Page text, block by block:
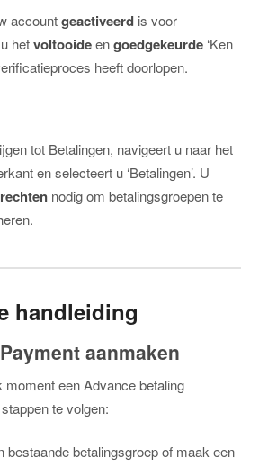
accountgeactiveerd is voor
hetvoltooideengoedgekeurde ‘Ken
heeft doorlopen.
tot Betalingen, navigeert u naar het
en selecteert u ‘Betalingen’. U
nodig om betalingsgroepen te
handleiding
aanmaken
een Advance betaling
te volgen:
bestaande betalingsgroep of maak een